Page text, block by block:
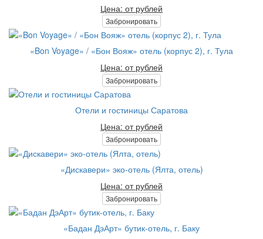
Цена: от рублей
Забронировать
«Bon Voyage» / «Бон Вояж» отель (корпус 2), г. Тула
Цена: от рублей
Забронировать
Отели и гостиницы Саратова
Цена: от рублей
Забронировать
«Дискавери» эко-отель (Ялта, отель)
Цена: от рублей
Забронировать
«Бадан ДэАрт» бутик-отель, г. Баку